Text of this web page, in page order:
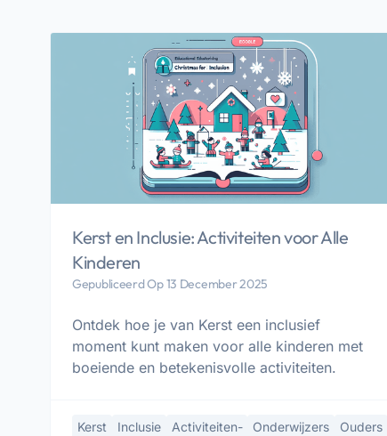
Kerst en Inclusie: Activiteiten voor Alle
Kinderen
Gepubliceerd Op 13 December 2025
Ontdek hoe je van Kerst een inclusief
moment kunt maken voor alle kinderen met
boeiende en betekenisvolle activiteiten.
Kerst Inclusie
Activiteiten-
Onderwijzers Ouders